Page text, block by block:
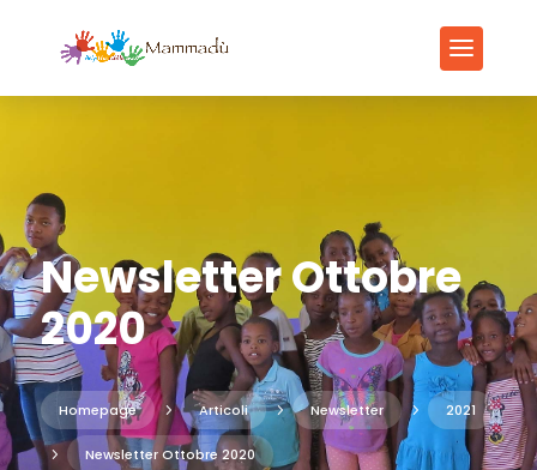
Newsletter Ottobre
2020
Homepage 5 Articoli 5 Newsletter 5 2021
5 Newsletter Ottobre 2020